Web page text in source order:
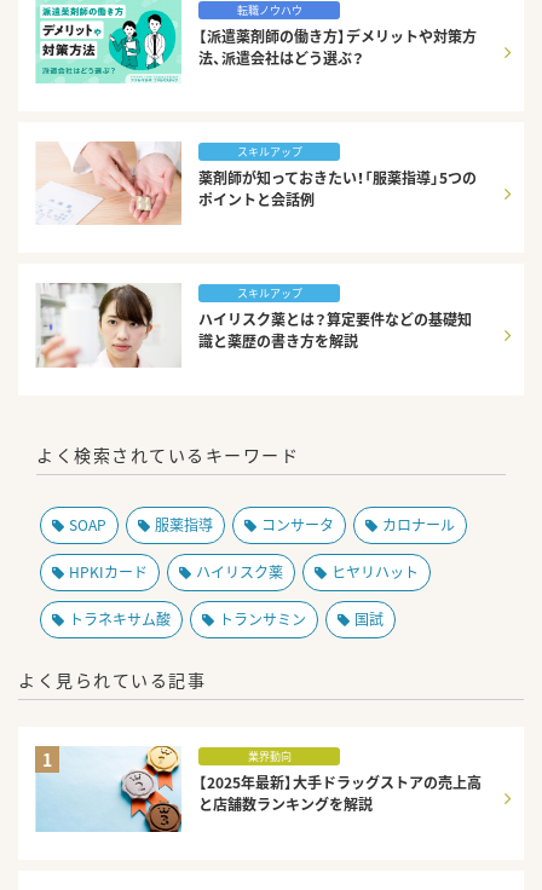
転職ノウハウ
【派遣薬剤師の働き方】デメリットや対策方
法、派遣会社はどう選ぶ？
スキルアップ
薬剤師が知っておきたい！「服薬指導」5つの
ポイントと会話例
スキルアップ
ハイリスク薬とは？算定要件などの基礎知
識と薬歴の書き方を解説
よく検索されているキーワード
SOAP 服薬指導 コンサータ カロナール
HPKIカード ハイリスク薬 ヒヤリハット
トラネキサム酸 トランサミン 国試
よく見られている記事
1 業界動向
【2025年最新】大手ドラッグストアの売上高
と店舗数ランキングを解説